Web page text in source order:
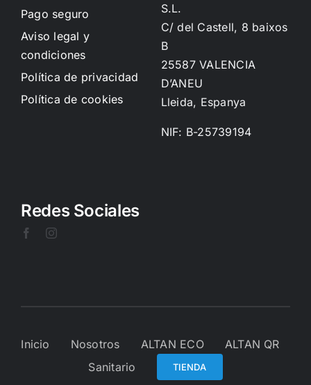
Pago seguro
Aviso legal y
condiciones
Política de privacidad
Política de cookies
S.L.
C/ del Castell, 8 baixos
B
25587 VALENCIA
D’ANEU
Lleida, Espanya
NIF: B-25739194
Redes Sociales
Inicio Nosotros ALTAN ECO
ALTAN QR
Sanitario
TIENDA